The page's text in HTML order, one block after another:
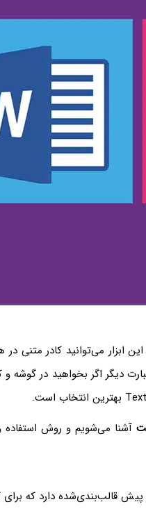
ابزار می‌توانید کادر متنی در
دیگر اگر بخواهید در گوشه و
آشنا می‌شویم و روش استفاده
قالب‌بندی‌شده دارد که برای